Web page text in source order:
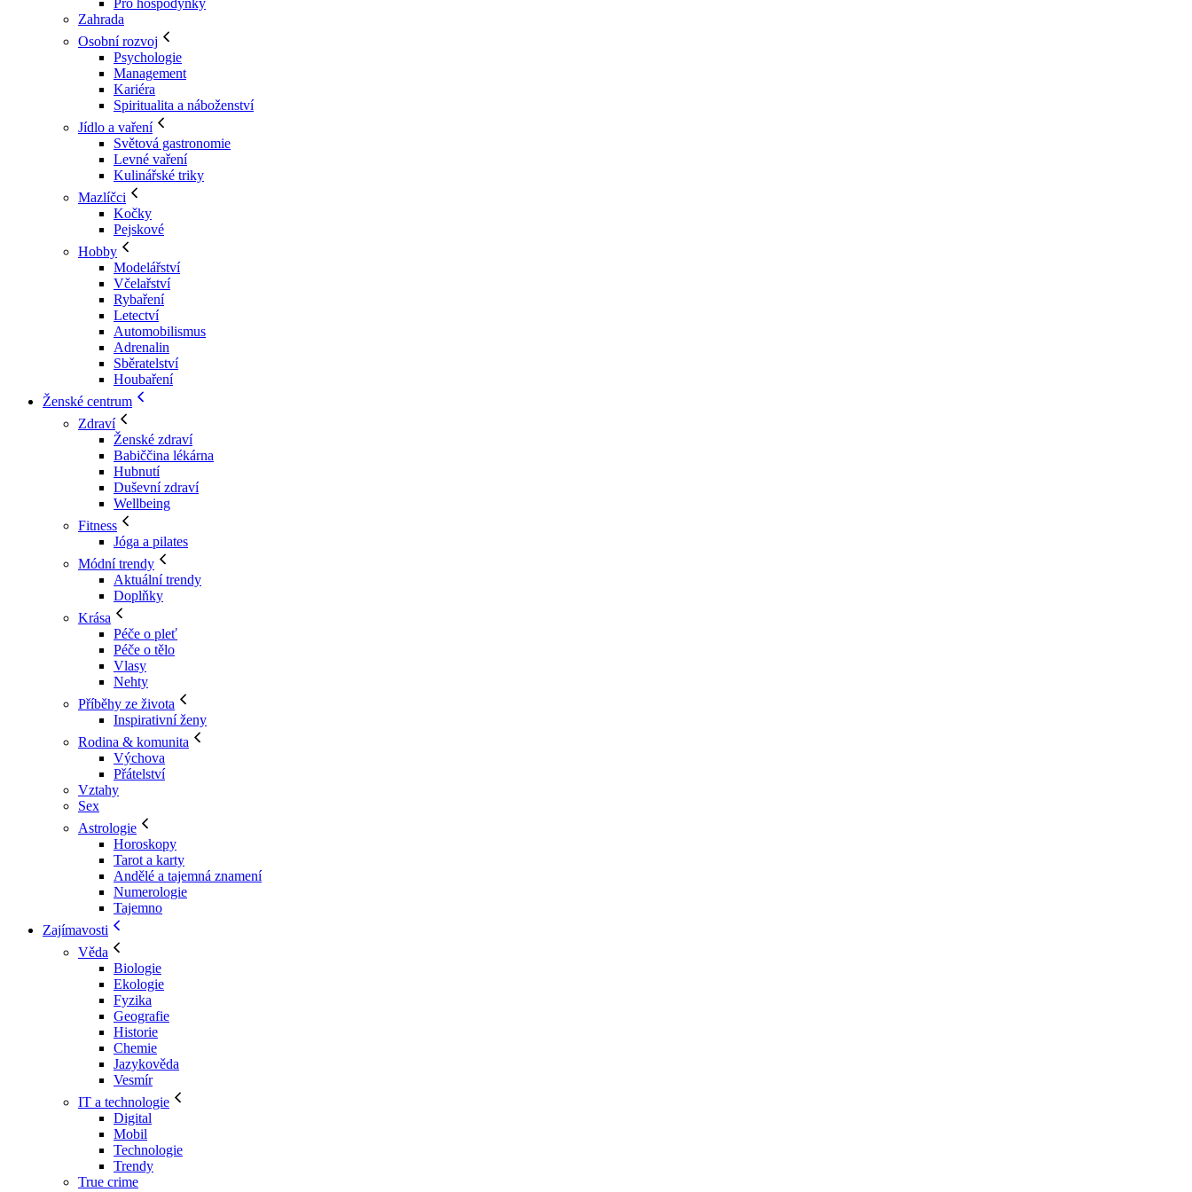
Pro hospodyňky
Zahrada
Osobní rozvoj
Psychologie
Management
Kariéra
Spiritualita a náboženství
Jídlo a vaření
Světová gastronomie
Levné vaření
Kulinářské triky
Mazlíčci
Kočky
Pejskové
Hobby
Modelářství
Včelařství
Rybaření
Letectví
Automobilismus
Adrenalin
Sběratelství
Houbaření
Ženské centrum
Zdraví
Ženské zdraví
Babiččina lékárna
Hubnutí
Duševní zdraví
Wellbeing
Fitness
Jóga a pilates
Módní trendy
Aktuální trendy
Doplňky
Krása
Péče o pleť
Péče o tělo
Vlasy
Nehty
Příběhy ze života
Inspirativní ženy
Rodina & komunita
Výchova
Přátelství
Vztahy
Sex
Astrologie
Horoskopy
Tarot a karty
Andělé a tajemná znamení
Numerologie
Tajemno
Zajímavosti
Věda
Biologie
Ekologie
Fyzika
Geografie
Historie
Chemie
Jazykověda
Vesmír
IT a technologie
Digital
Mobil
Technologie
Trendy
True crime